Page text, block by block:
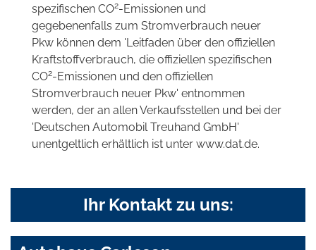
spezifischen CO2-Emissionen und
gegebenenfalls zum Stromverbrauch neuer
Pkw können dem 'Leitfaden über den offiziellen
Kraftstoffverbrauch, die offiziellen spezifischen
CO2-Emissionen und den offiziellen
Stromverbrauch neuer Pkw' entnommen
werden, der an allen Verkaufsstellen und bei der
'Deutschen Automobil Treuhand GmbH'
unentgeltlich erhältlich ist unter www.dat.de.
Ihr Kontakt zu uns: